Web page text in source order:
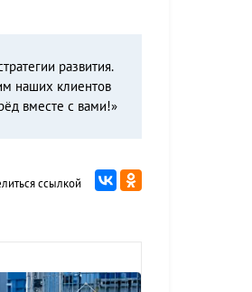
развития.
наших клиентов
вместе с вами!»
ссылкой